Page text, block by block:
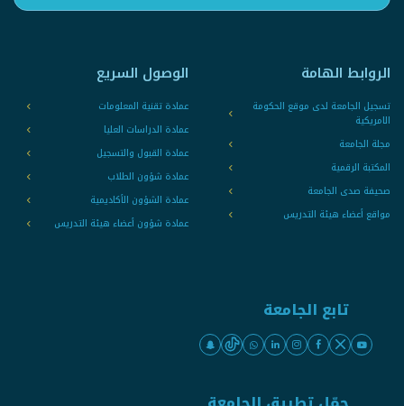
الروابط الهامة
تسجيل الجامعة لدى موقع الحكومة
الامريكية
مجلة الجامعة
المكتبة الرقمية
صحيفة صدى الجامعة
مواقع أعضاء هيئة التدريس
الوصول السريع
عمادة تقنية المعلومات
عمادة الدراسات العليا
عمادة القبول والتسجيل
عمادة شؤون الطلاب
عمادة الشؤون الأكاديمية
عمادة شؤون أعضاء هيئة التدريس
تابع الجامعة